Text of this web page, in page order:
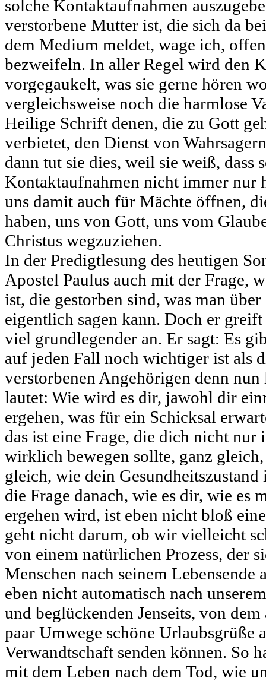
solche Kontaktaufnahmen
verstorbene Mutter ist, die sich da
dem Medium meldet, wage ich,
bezweifeln. In aller Regel wird den
vorgegaukelt, was sie gerne hören
vergleichsweise noch die harmlose
Heilige Schrift denen, die zu Gott
verbietet, den Dienst von
dann tut sie dies, weil sie weiß, dass
Kontaktaufnahmen nicht immer nur
uns damit auch für Mächte öffnen,
haben, uns von Gott, uns vom
Christus wegzuziehen.
In der Predigtlesung des heutigen
Apostel Paulus auch mit der Frage,
ist, die gestorben sind, was man
eigentlich sagen kann. Doch er greift
viel grundlegender an. Er sagt: Es
auf jeden Fall noch wichtiger ist als
verstorbenen Angehörigen denn nun
lautet: Wie wird es dir, jawohl dir
ergehen, was für ein Schicksal
das ist eine Frage, die dich nicht nur
wirklich bewegen sollte, ganz
gleich, wie dein
die Frage danach, wie es dir, wie es
ergehen wird, ist eben nicht bloß
geht nicht darum, ob wir vielleicht
von einem natürlichen Prozess, der
Menschen nach seinem
eben nicht automatisch nach
und beglückenden Jenseits, von
paar Umwege schöne Urlaubsgrüße
Verwandtschaft senden können. So
mit dem Leben nach dem Tod, wie